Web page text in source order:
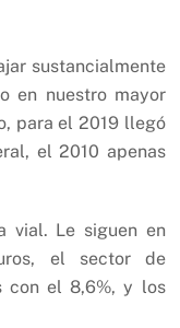
sustancialmente
en nuestro mayor
para el 2019 llegó
el 2010 apenas
vial. Le siguen en
el sector de
con el 8,6%, y los